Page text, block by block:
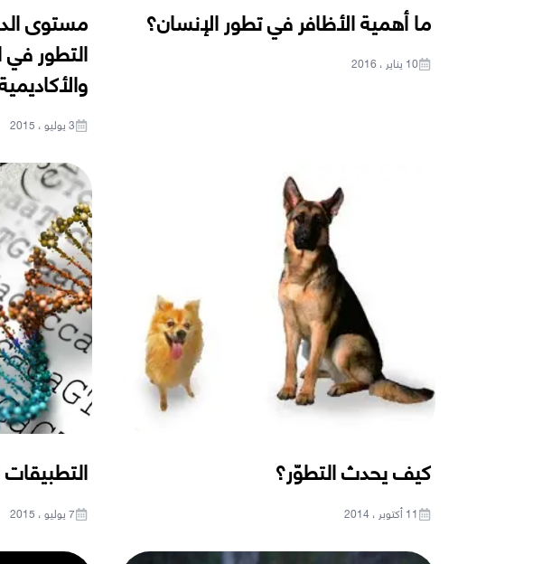
ما أهمية الأظافر في تطور الإنسان؟
10 يناير ، 2016
مستوى
التطور
3 يوليو ، 2015
كيف يحدث التطوّر؟
11 أكتوبر ، 2014
التطبيقات
7 يوليو ، 2015